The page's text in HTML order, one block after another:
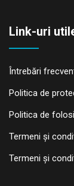
Link-uri
Întrebări
Politica de
Politica de
Termeni și
Termeni și